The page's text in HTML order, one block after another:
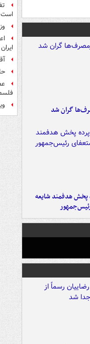
گران شد
پخش هدفمند شایعه
است